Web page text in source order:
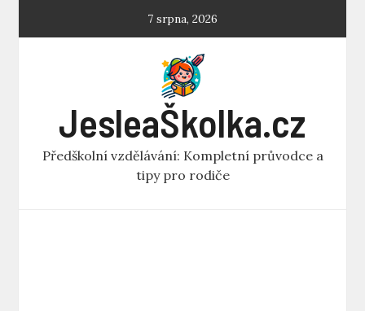
7 srpna, 2026
JesleaŠkolka.cz
Předškolní vzdělávání: Kompletní průvodce a
tipy pro rodiče